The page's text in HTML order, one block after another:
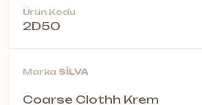
Ürün Kodu
2D50
Marka SİLVA
Coarse Clothh Krem